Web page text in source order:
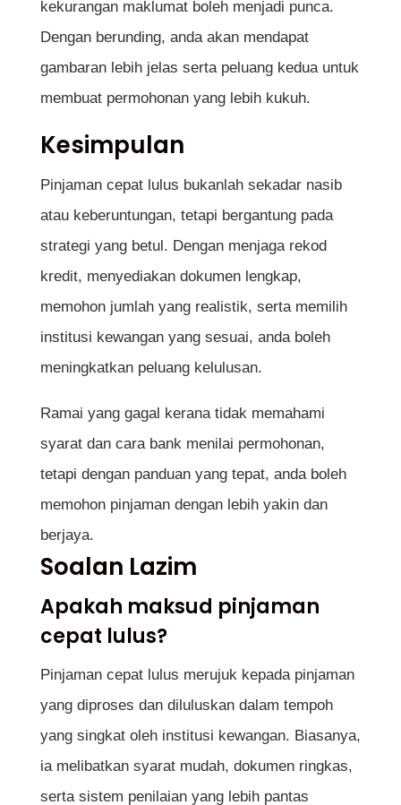
kekurangan maklumat boleh menjadi punca.
Dengan berunding, anda akan mendapat
gambaran lebih jelas serta peluang kedua untuk
membuat permohonan yang lebih kukuh.
Kesimpulan
Pinjaman cepat lulus bukanlah sekadar nasib
atau keberuntungan, tetapi bergantung pada
strategi yang betul. Dengan menjaga rekod
kredit, menyediakan dokumen lengkap,
memohon jumlah yang realistik, serta memilih
institusi kewangan yang sesuai, anda boleh
meningkatkan peluang kelulusan.
Ramai yang gagal kerana tidak memahami
syarat dan cara bank menilai permohonan,
tetapi dengan panduan yang tepat, anda boleh
memohon pinjaman dengan lebih yakin dan
berjaya.
Soalan Lazim
Apakah maksud pinjaman
cepat lulus?
Pinjaman cepat lulus merujuk kepada pinjaman
yang diproses dan diluluskan dalam tempoh
yang singkat oleh institusi kewangan. Biasanya,
ia melibatkan syarat mudah, dokumen ringkas,
serta sistem penilaian yang lebih pantas